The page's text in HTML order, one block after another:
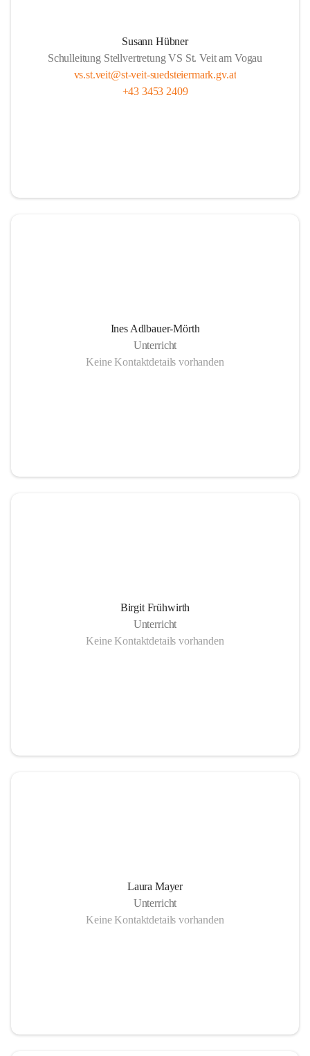
Susann Hübner
Schulleitung Stellvertretung VS St. Veit am Vogau
vs.st.veit@st-veit-suedsteiermark.gv.at
+43 3453 2409
Ines Adlbauer-Mörth
Unterricht
Keine Kontaktdetails vorhanden
Birgit Frühwirth
Unterricht
Keine Kontaktdetails vorhanden
Laura Mayer
Unterricht
Keine Kontaktdetails vorhanden